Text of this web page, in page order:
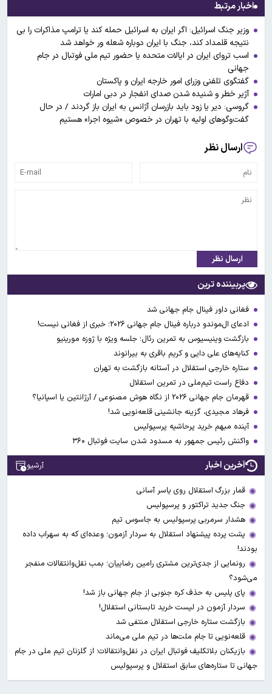
اخبار مرتبط
وزیر جنگ اسرائیل: اگر ایران به اسرائیل حمله کند یا ترامپ مذاکرات را بی
نتیجه قلمداد کند، جنگ با ایران دوباره شعله ور خواهد شد
اسب تروای ایران در ایالات متحده یا حضور تیم ملی فوتبال در جام
جهانی
گفتگوی تلفنی وزرای امور خارجه ایران و پاکستان
آژیر خطر و شنیده شدن صدای انفجار در دبی امارات
گروسی: دیر یا زود باید بازرسان آژانس به ایران باز گردند / در حال
گفت‌وگوهای اولیه با تهران در خصوص «شیوه اجرا» هستیم
ارسال نظر
ارسال نظر
پربیننده ترین
فغانی داور فینال جام جهانی شد
ادعای ال‌‍موندو درباره فینال جام جهانی ۲۰۲۶؛ خبری از فغانی نیست!
بازگشت وینیسیوس به تمرین رئال؛ جلسه ویژه با ژوزه مورینیو
کنایه‌های علی دایی و کریم باقری به بیرانوند
ستاره خارجی استقلال در آستانه بازگشت به تهران
دفاع راست تیم‌ملی در تمرین استقلال
قهرمان جام جهانی ۲۰۲۶ از نگاه هوش مصنوعی / آرژانتین یا اسپانیا؟
فرهاد مجیدی، گزینه جانشینی قلعه‌نویی شد!
آینده مبهم خرید پرحاشیه پرسپولیس
واکنش رئیس جمهور به مسدود شدن سایت فوتبال ۳۶۰
آخرین اخبار آرشیو
قمار بزرگ استقلال روی یاسر آسانی
جنگ جدید تراکتور و پرسپولیس
هشدار سرمربی پرسپولیس به جاسوس تیم
پشت پرده پیشنهاد استقلال به سردار آزمون؛ وعده‌ای که به سهراب داده
بودند!
رونمایی از جدی‌ترین مشتری رامین رضاییان؛ بمب نقل‌وانتقالات منفجر
می‌شود؟
پای پلیس به حذف کره جنوبی از جام جهانی باز شد!
سردار آزمون در لیست خرید تابستانی استقلال!
بازگشت ستاره خارجی استقلال منتفی شد
قلعه‌نویی تا جام ملت‌ها در تیم ملی می‌ماند
بازیکنان بلاتکلیف فوتبال ایران در نقل‌وانتقالات؛ از گلزنان تیم ملی در جام
جهانی تا ستاره‌های سابق استقلال و پرسپولیس